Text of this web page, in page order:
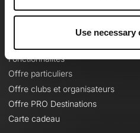
Use necessary
Fonctionnalités
Offre particuliers
Offre clubs et organisateurs
Offre PRO Destinations
Carte cadeau